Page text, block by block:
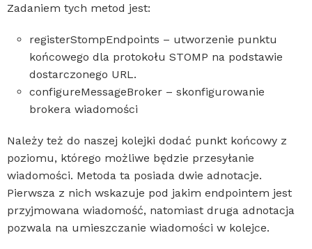
Zadaniem tych metod jest:
registerStompEndpoints – utworzenie punktu
końcowego dla protokołu STOMP na podstawie
dostarczonego URL.
configureMessageBroker – skonfigurowanie
brokera wiadomości
Należy też do naszej kolejki dodać punkt końcowy z
poziomu, którego możliwe będzie przesyłanie
wiadomości. Metoda ta posiada dwie adnotacje.
Pierwsza z nich wskazuje pod jakim endpointem jest
przyjmowana wiadomość, natomiast druga adnotacja
pozwala na umieszczanie wiadomości w kolejce.